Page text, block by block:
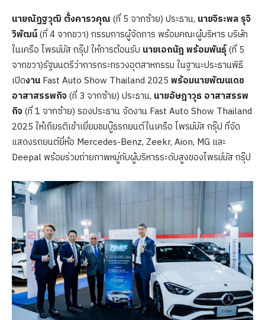
นายณัฏฐวุฒิ ตั้งคารวคุณ (ที่ 5 จากซ้าย) ประธาน, นายจิระพล รุจิ
วิพัฒน์(ที่ 4 จากขวา) กรรมการผู้จัดการ พร้อมคณะผู้บริหาร บริษัท
ในเครือ ไพรม์มัส กรุ๊ป ให้การต้อนรับ นายเอกนัฎ พร้อมพันธุ์(ที่ 5
จากขวา)รัฐมนตรีว่าการกระทรวงอุตสาหกรรม ในฐานะประธานพิธี
เปิดงาน Fast Auto Show Thailand 2025 พร้อมนายพัฒนเดช
อาสาสรรพกิจ(ที่ 3 จากซ้าย) ประธาน, นายอัษฎาวุธ อาสาสรรพ
กิจ(ที่ 1 จากซ้าย) รองประธาน จัดงาน Fast Auto Show Thailand
2025 ให้เกียรติเข้าเยี่ยมชมบู๊ธรถยนต์ในเครือ ไพรม์มัส กรุ๊ป ที่จัด
แสดงรถยนต์ยี่ห้อ Mercedes-Benz, Zeekr, Aion, MG และ
Deepal พร้อมร่วมถ่ายภาพหมู่กับผู้บริหารระดับสูงของไพรม์มัส กรุ๊ป